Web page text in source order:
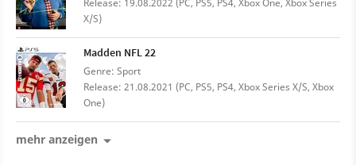
Release: 19.08.2022 (PC, PS5, PS4, Xbox One, Xbox Series
X/S)
Madden NFL 22
Genre: Sport
Release: 21.08.2021 (PC, PS5, PS4, Xbox Series X/S, Xbox
One)
mehr anzeigen